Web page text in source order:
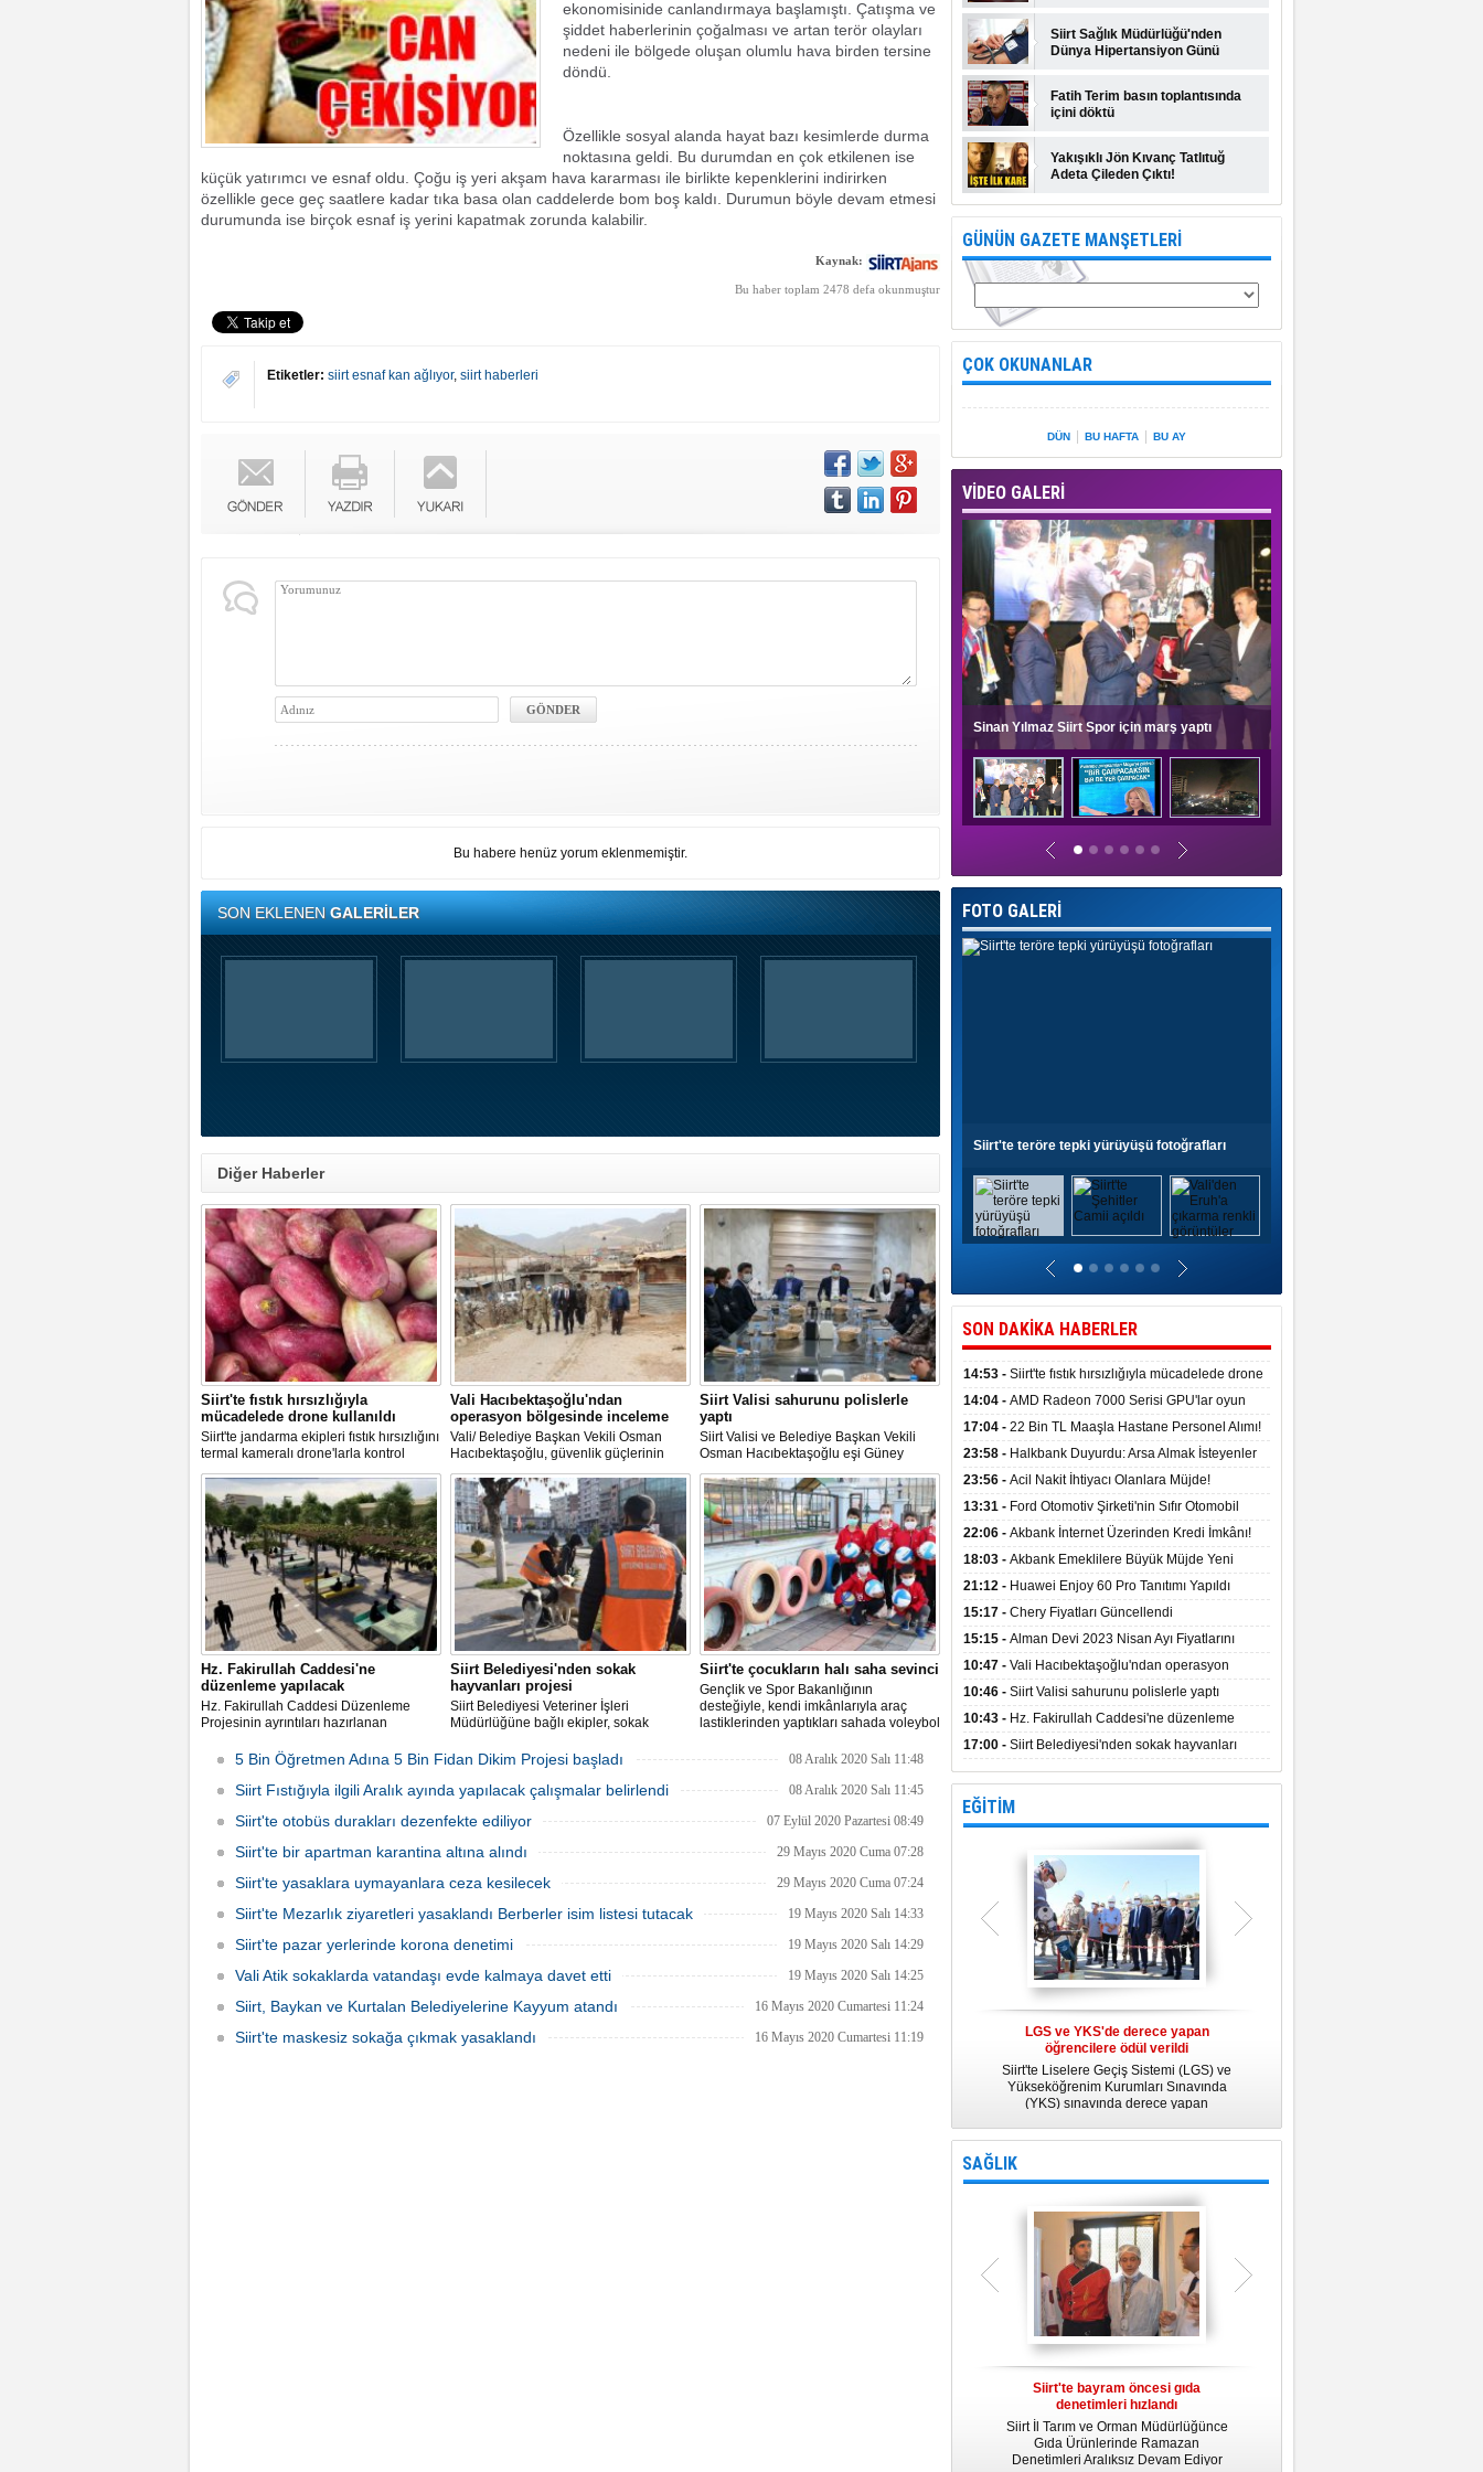
ekonomisinide canlandırmaya başlamıştı. Çatışma ve
şiddet haberlerinin çoğalması ve artan terör olayları
nedeni ile bölgede oluşan olumlu hava birden tersine
döndü.
Özellikle sosyal alanda hayat bazı kesimlerde durma
noktasına geldi. Bu durumdan en çok etkilenen ise
küçük yatırımcı ve esnaf oldu. Çoğu iş yeri akşam hava kararması ile birlikte kepenklerini indirirken
özellikle gece geç saatlere kadar tıka basa olan caddelerde bom boş kaldı. Durumun böyle devam etmesi
durumunda ise birçok esnaf iş yerini kapatmak zorunda kalabilir.
Kaynak:
Bu haber toplam 2478 defa okunmuştur
Etiketler: siirt esnaf kan ağlıyor, siirt haberleri
Bu habere henüz yorum eklenmemiştir.
SON EKLENENGALERİLER
Diğer Haberler
Siirt'te fıstık hırsızlığıyla
mücadelede drone kullanıldı
Siirt'te jandarma ekipleri fıstık hırsızlığını
termal kameralı drone'larla kontrol
ediyor. Ekipler fıstık tarlalarını havadan
ve yerden takip ederek hırsızlığın önüne
geçmeye çalışıyor. Şu ana kadar
yürütülen soruşturma kapsamında 23
şüpheli tutuklanırken
Vali Hacıbektaşoğlu'ndan
operasyon bölgesinde inceleme
Vali/ Belediye Başkan Vekili Osman
Hacıbektaşoğlu, güvenlik güçlerinin
bölücü terör örgütü PKK'ya karşı
operasyonları sürdürdüğü Eruh ilçesi
Dağdöşü köyü kırsalı operasyon
bölgesinde incelemelerde bulundu
Siirt Valisi sahurunu polislerle
yaptı
Siirt Valisi ve Belediye Başkan Vekili
Osman Hacıbektaşoğlu eşi Güney
Hacıbektaşoğlu ile birlikte görevli polis
memurlarıyla Sahurda bir araya geldi.
Hz. Fakirullah Caddesi'ne
düzenleme yapılacak
Hz. Fakirullah Caddesi Düzenleme
Projesinin ayrıntıları hazırlanan
Siirt Belediyesi'nden sokak
hayvanları projesi
Siirt Belediyesi Veteriner İşleri
Müdürlüğüne bağlı ekipler, sokak
Bizden” etkinliği düzenledi.
Siirt'te çocukların halı saha sevinci
Gençlik ve Spor Bakanlığının
desteğiyle, kendi imkânlarıyla araç
lastiklerinden yaptıkları sahada voleybol
mahalleye yapılan tesis tamamlandı.
5 Bin Öğretmen Adına 5 Bin Fidan Dikim Projesi başladı 08 Aralık 2020 Salı 11:48
Siirt Fıstığıyla ilgili Aralık ayında yapılacak çalışmalar belirlendi 08 Aralık 2020 Salı 11:45
Siirt'te otobüs durakları dezenfekte ediliyor 07 Eylül 2020 Pazartesi 08:49
Siirt'te bir apartman karantina altına alındı 29 Mayıs 2020 Cuma 07:28
Siirt'te yasaklara uymayanlara ceza kesilecek 29 Mayıs 2020 Cuma 07:24
Siirt'te Mezarlık ziyaretleri yasaklandı Berberler isim listesi tutacak 19 Mayıs 2020 Salı 14:33
Siirt'te pazar yerlerinde korona denetimi 19 Mayıs 2020 Salı 14:29
Vali Atik sokaklarda vatandaşı evde kalmaya davet etti 19 Mayıs 2020 Salı 14:25
Siirt, Baykan ve Kurtalan Belediyelerine Kayyum atandı 16 Mayıs 2020 Cumartesi 11:24
Siirt'te maskesiz sokağa çıkmak yasaklandı 16 Mayıs 2020 Cumartesi 11:19
Siirt Sağlık Müdürlüğü'nden
Dünya Hipertansiyon Günü
Fatih Terim basın toplantısında
içini döktü
Yakışıklı Jön Kıvanç Tatlıtuğ
Adeta Çileden Çıktı!
GÜNÜN GAZETE MANŞETLERİ
ÇOK OKUNANLAR
DÜN BU HAFTA BU AY
VİDEO GALERİ
Sinan Yılmaz Siirt Spor için marş yaptı
FOTO GALERİ
Siirt'te teröre tepki yürüyüşü fotoğrafları
SON DAKİKA HABERLER
14:53 - Siirt'te fıstık hırsızlığıyla mücadelede drone
kullanıldı
14:04 - AMD Radeon 7000 Serisi GPU'lar oyun
dünyasında fırtınalar estirdi
17:04 - 22 Bin TL Maaşla Hastane Personel Alımı!
KPSS Şartı, Mülakat Yok! İş Arayanlar İçin…
23:58 - Halkbank Duyurdu: Arsa Almak İsteyenler
Acele Edin!
23:56 - Acil Nakit İhtiyacı Olanlara Müjde!
Bankaların Kredi Faiz Oranları Açıklandı! Uzun
Vadeyle Düşük Faizle Ödeme İmkânı!
13:31 - Ford Otomotiv Şirketi'nin Sıfır Otomobil
Kampanyasıyla Avantajlı Fiyatlar ve Takas İmkânı!
22:06 - Akbank İnternet Üzerinden Kredi İmkânı!
18:03 - Akbank Emeklilere Büyük Müjde Yeni
Avantajlar Sizi Bekliyor!
21:12 - Huawei Enjoy 60 Pro Tanıtımı Yapıldı
15:17 - Chery Fiyatları Güncellendi
15:15 - Alman Devi 2023 Nisan Ayı Fiyatlarını
Açıkladı
10:47 - Vali Hacıbektaşoğlu'ndan operasyon
bölgesinde inceleme
10:46 - Siirt Valisi sahurunu polislerle yaptı
10:43 - Hz. Fakirullah Caddesi'ne düzenleme
yapılacak
17:00 - Siirt Belediyesi'nden sokak hayvanları
projesi
EĞİTİM
LGS ve YKS'de derece yapan
öğrencilere ödül verildi
Siirt'te Liselere Geçiş Sistemi (LGS) ve
Yükseköğrenim Kurumları Sınavında
(YKS) sınavında derece yapan
Kadına Yönelik Şiddetle Mücadele"
SAĞLIK
Siirt'te bayram öncesi gıda
denetimleri hızlandı
Siirt İl Tarım ve Orman Müdürlüğünce
Gıda Ürünlerinde Ramazan
Denetimleri Aralıksız Devam Ediyor